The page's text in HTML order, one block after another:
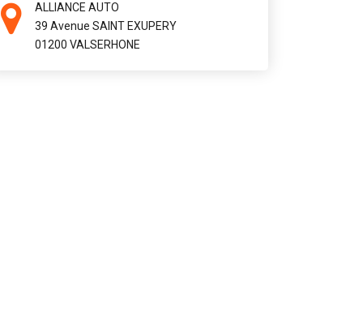
ALLIANCE AUTO
39 Avenue SAINT EXUPERY
01200 VALSERHONE